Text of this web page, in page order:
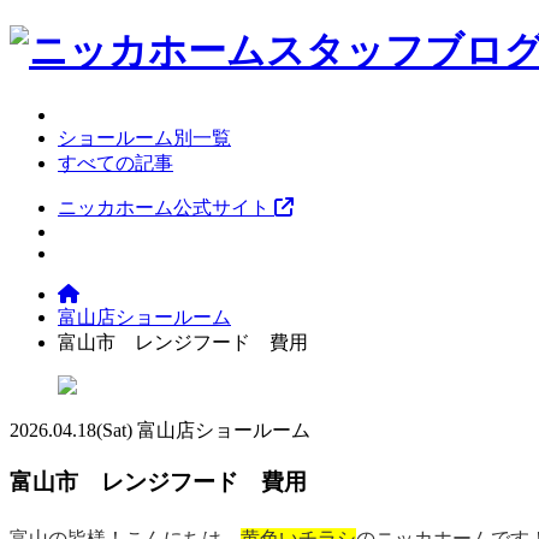
ショールーム別一覧
すべての記事
ニッカホーム公式サイト
富山店ショールーム
富山市 レンジフード 費用
2026.04.18(Sat) 富山店ショールーム
富山市 レンジフード 費用